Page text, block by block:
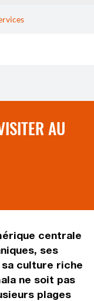
AU
centrale
ses
culture riche
ne soit pas
plages